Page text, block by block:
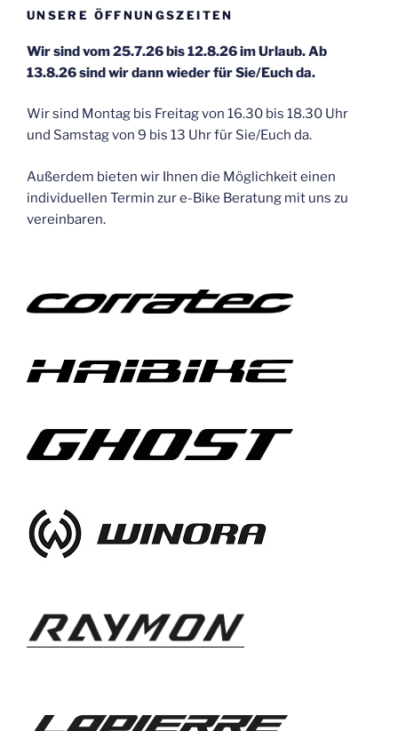
UNSERE ÖFFNUNGSZEITEN
Wir sind vom 25.7.26 bis 12.8.26 im Urlaub. Ab
13.8.26 sind wir dann wieder für Sie/Euch da.
Wir sind Montag bis Freitag von 16.30 bis 18.30 Uhr
und Samstag von 9 bis 13 Uhr für Sie/Euch da.
Außerdem bieten wir Ihnen die Möglichkeit einen
individuellen Termin zur e-Bike Beratung mit uns zu
vereinbaren.